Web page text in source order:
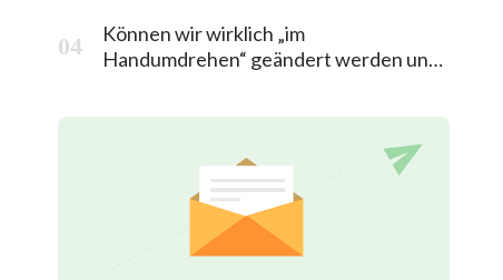
Können wir wirklich „im
Handumdrehen“ geändert werden und